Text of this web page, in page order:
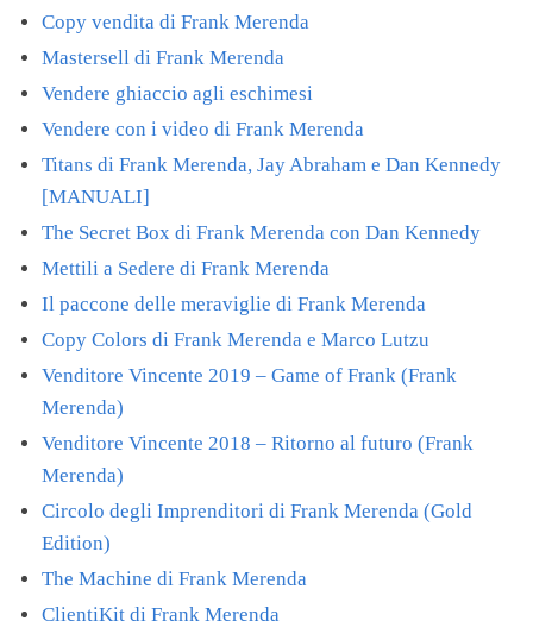
Copy vendita di Frank Merenda
Mastersell di Frank Merenda
Vendere ghiaccio agli eschimesi
Vendere con i video di Frank Merenda
Titans di Frank Merenda, Jay Abraham e Dan Kennedy
[MANUALI]
The Secret Box di Frank Merenda con Dan Kennedy
Mettili a Sedere di Frank Merenda
Il paccone delle meraviglie di Frank Merenda
Copy Colors di Frank Merenda e Marco Lutzu
Venditore Vincente 2019 – Game of Frank (Frank
Merenda)
Venditore Vincente 2018 – Ritorno al futuro (Frank
Merenda)
Circolo degli Imprenditori di Frank Merenda (Gold
Edition)
The Machine di Frank Merenda
ClientiKit di Frank Merenda